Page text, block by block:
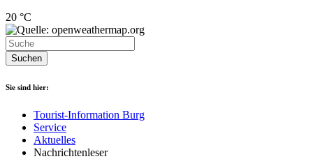
20 °C
Suchen
Sie sind hier:
Tourist-Information Burg
Service
Aktuelles
Nachrichtenleser